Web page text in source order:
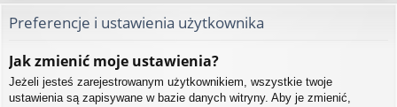
Preferencje i ustawienia użytkownika
Jak zmienić moje ustawienia?
Jeżeli jesteś zarejestrowanym użytkownikiem, wszystkie twoje
ustawienia są zapisywane w bazie danych witryny. Aby je zmienić,